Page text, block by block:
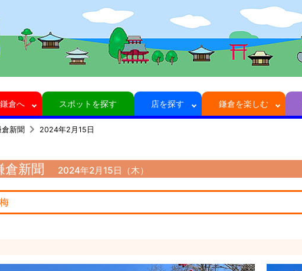
倉へ スポットを探す 店を探す 鎌倉を楽しむ
新聞 2024年2月15日
倉新聞 2024年2月15日（木）